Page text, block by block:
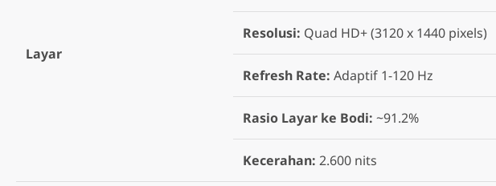
Layar
Resolusi: Quad HD+ (3120 x 1440 pixels)
Refresh Rate: Adaptif 1-120 Hz
Rasio Layar ke Bodi: ~91.2%
Kecerahan: 2.600 nits